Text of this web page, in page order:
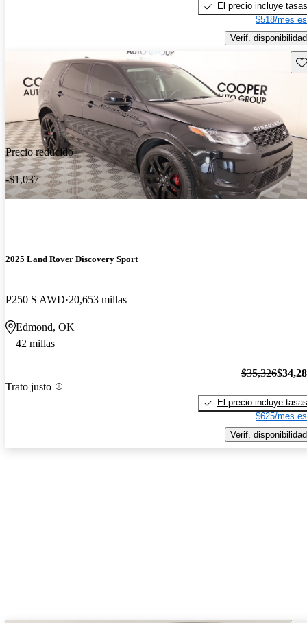
El precio incluye tasas
$518/mes
Verif. disponibilidad
Precio reducido
-$1,037
2025 Land Rover Discovery Sport
P250 S AWD 20,653 millas
Edmond, OK
42 millas
Trato justo
$35,326
El precio incluye tasas
$625/mes
Verif. disponibilidad